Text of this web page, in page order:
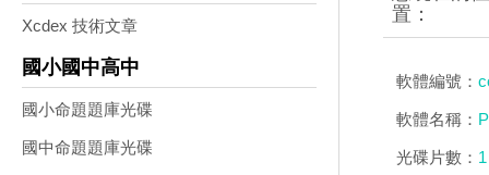
Xcdex 技術文章
國小國中高中
國小命題題庫光碟
國中命題題庫光碟
軟體編號：
軟體名稱：
光碟片數： 1